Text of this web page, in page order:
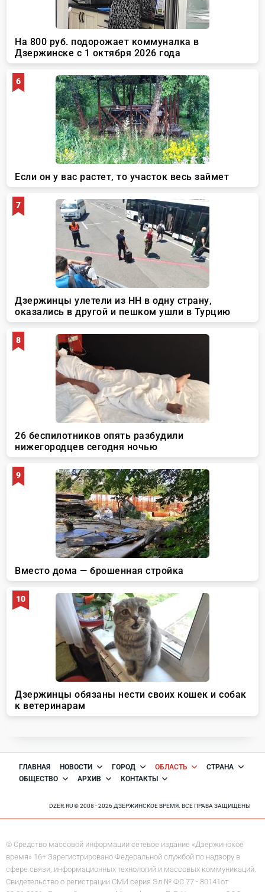
ГЛАВНАЯ НОВОСТИ ГОРОД ОБЛАСТЬ
СТРАНА
ОБЩЕСТВО
АРХИВ КОНТАКТЫ
DZER.RU © 2008 - 2026 ДЗЕРЖИНСКОЕ ВРЕМЯ. ВСЕ ПРАВА ЗАЩИЩЕНЫ
© Средство массовой информации сетевое издание «Дзержинское
время» 16+ Зарегистрировано Федеральной службой по надзору в
сфере связи, информационных технологий и массовых коммуникаций.
Свидетельство о регистрации СМИ серия Эл № ФС 77 - 80141от